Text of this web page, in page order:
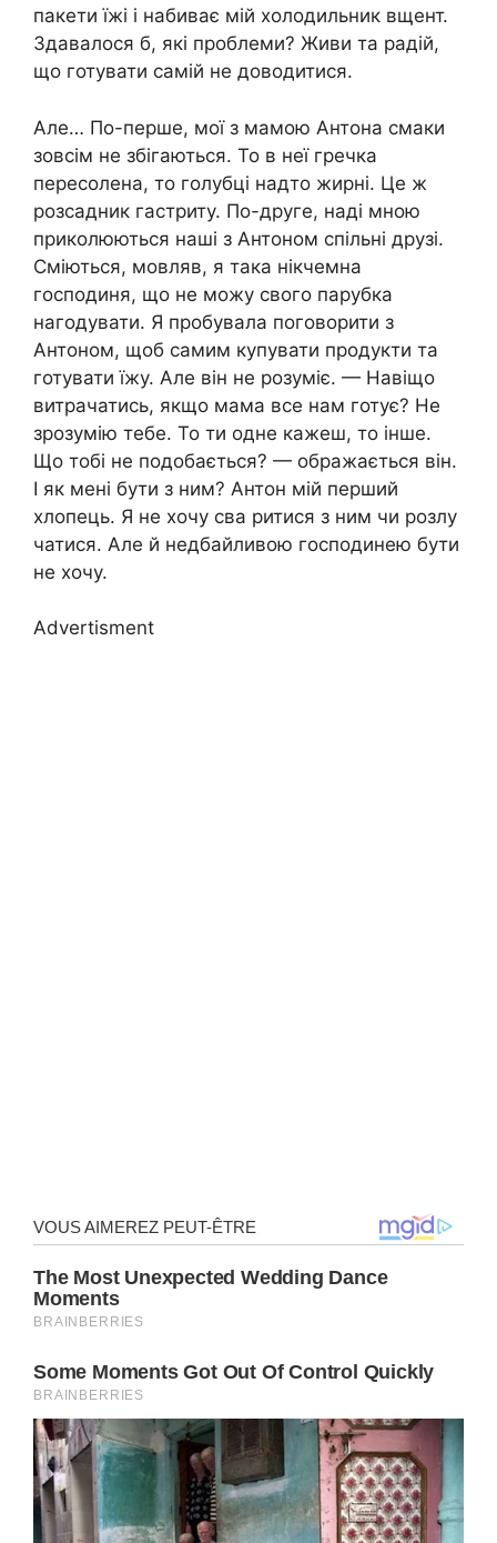
пакети їжі і набиває мій холодильник вщент.
Здавалося б, які проблеми? Живи та радій,
що готувати самій не доводитися.
Але… По-перше, мої з мамою Антона смаки
зовсім не збігаються. То в неї гречка
пересолена, то голубці надто жирні. Це ж
розсадник гастриту. По-друге, наді мною
приколюються наші з Антоном спільні друзі.
Сміються, мовляв, я така нікчемна
господиня, що не можу свого парубка
нагодувати. Я пробувала поговорити з
Антоном, щоб самим купувати продукти та
готувати їжу. Але він не розуміє. — Навіщо
витрачатись, якщо мама все нам готує? Не
зрозумію тебе. То ти одне кажеш, то інше.
Що тобі не подобається? — ображається він.
І як мені бути з ним? Антон мій перший
хлопець. Я не хочу сва ритися з ним чи розлу
чатися. Але й недбайливою господинею бути
не хочу.
Advertisment